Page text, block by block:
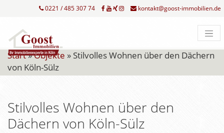
0221 / 485 307 74 kontakt@goost-immobilien.de
Start»Objekte » Stilvolles Wohnen über den Dächern
von Köln-Sülz
Stilvolles Wohnen über den
Dächern von Köln-Sülz